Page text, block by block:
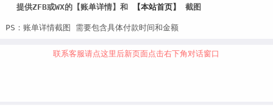
提供ZFB或WX的【账单详情】和
【本站首页】 截图
PS：账单详情截图 需要包含具体付款时间和金额
联系客服请点这里后新页面点击右下角对话窗口